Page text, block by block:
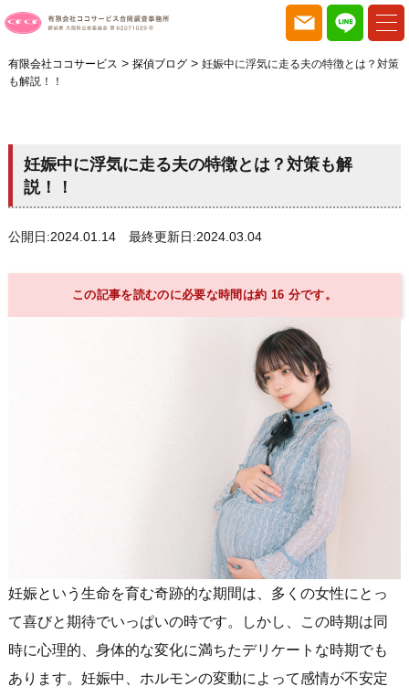
有限会社ココサービス > 探偵ブログ> 妊娠中に浮気に走る夫の特徴とは？対策
も解説！！
妊娠中に浮気に走る夫の特徴とは？対策も解
説！！
公開日:2024.01.14 最終更新日:2024.03.04
この記事を読むのに必要な時間は約 16 分です。
妊娠という生命を育む奇跡的な期間は、多くの女性にとっ
て喜びと期待でいっぱいの時です。しかし、この時期は同
時に心理的、身体的な変化に満ちたデリケートな時期でも
あります。妊娠中、ホルモンの変動によって感情が不安定